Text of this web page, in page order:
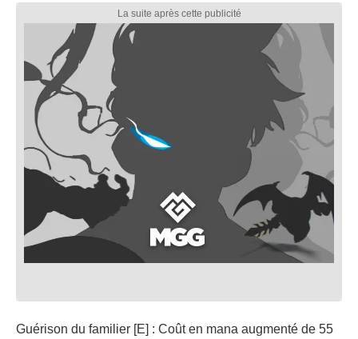
Guérison du familier [E] : Coût en mana augmenté de 55